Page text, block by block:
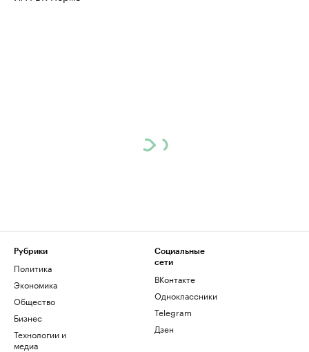
Рубрики
Политика
Экономика
Общество
Бизнес
Технологии и
медиа
Социальные
сети
ВКонтакте
Одноклассники
Telegram
Дзен